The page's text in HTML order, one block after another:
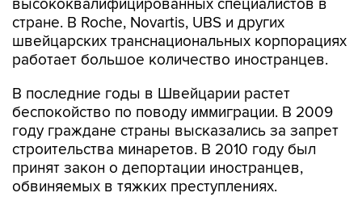
высококвалифицированных специалистов в
стране. В Roche, Novartis, UBS и других
швейцарских транснациональных корпорациях
работает большое количество иностранцев.
В последние годы в Швейцарии растет
беспокойство по поводу иммиграции. В 2009
году граждане страны высказались за запрет
строительства минаретов. В 2010 году был
принят закон о депортации иностранцев,
обвиняемых в тяжких преступлениях.